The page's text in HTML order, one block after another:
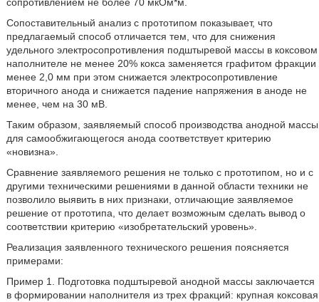
Сопоставительный анализ с прототипом показывает, что
предлагаемый способ отличается тем, что для снижения
удельного электросопротивления подштыревой массы в коксовом
наполнителе не менее 20% кокса заменяется графитом фракции
менее 2,0 мм при этом снижается электросопротивление
вторичного анода и снижается падение напряжения в аноде не
менее, чем на 30 мВ.
Таким образом, заявляемый способ производства анодной массы
для самообжигающегося анода соответствует критерию
«новизна».
Сравнение заявляемого решения не только с прототипом, но и с
другими техническими решениями в данной области техники не
позволило выявить в них признаки, отличающие заявляемое
решение от прототипа, что делает возможным сделать вывод о
соответствии критерию «изобретательский уровень».
Реализация заявленного технического решения поясняется
примерами:
Пример 1. Подготовка подштыревой анодной массы заключается
в формировании наполнителя из трех фракций: крупная коксовая